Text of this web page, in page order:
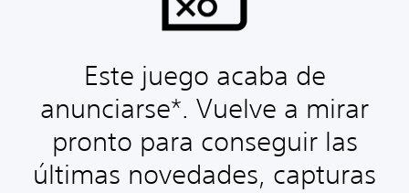
Este juego acaba de
anunciarse*. Vuelve a mirar
pronto para conseguir las
últimas novedades, capturas